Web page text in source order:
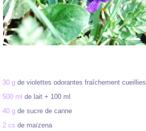
30 g de violettes odorantes fraîchement cueillies
500 ml de lait + 100 ml
40 g de sucre de canne
2 cs de maïzena